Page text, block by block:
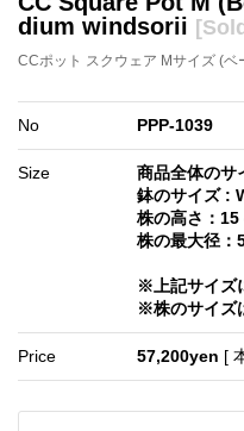
dium windsorii
CCポット スクウェア Mサイズ (ベ
No PPP-1039
Size
商品全体の
鉢のサイズ :
株の高さ：15
株の最大径：
※上記サイズ
※株のサイズ
Price 57,200yen [